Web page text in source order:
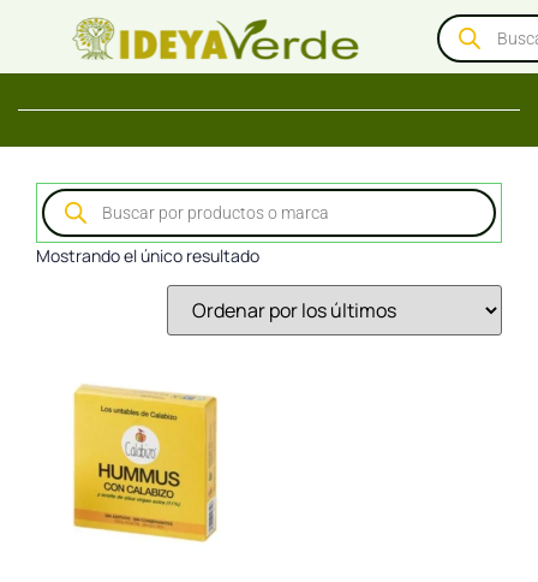
Mostrando el único resultado